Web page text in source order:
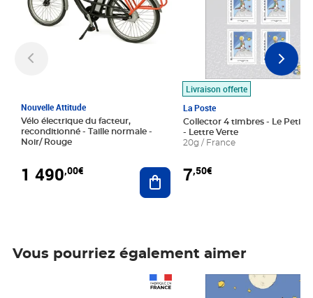
Nouvelle Attitude
Vélo électrique du facteur,
reconditionné - Taille normale -
Noir/ Rouge
1 490,00€ Ajouter au panier
Livraison offerte
La Poste
Collector 4 timbres - Le Petit
- Lettre Verte
20g / France
7,50€
Vous pourriez également aimer
Prix 7,50€